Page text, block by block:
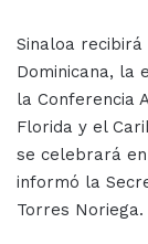
Sinaloa recibirá
Dominicana, la
la Conferencia
Florida y el
se celebrará
informó la
Torres Noriega.